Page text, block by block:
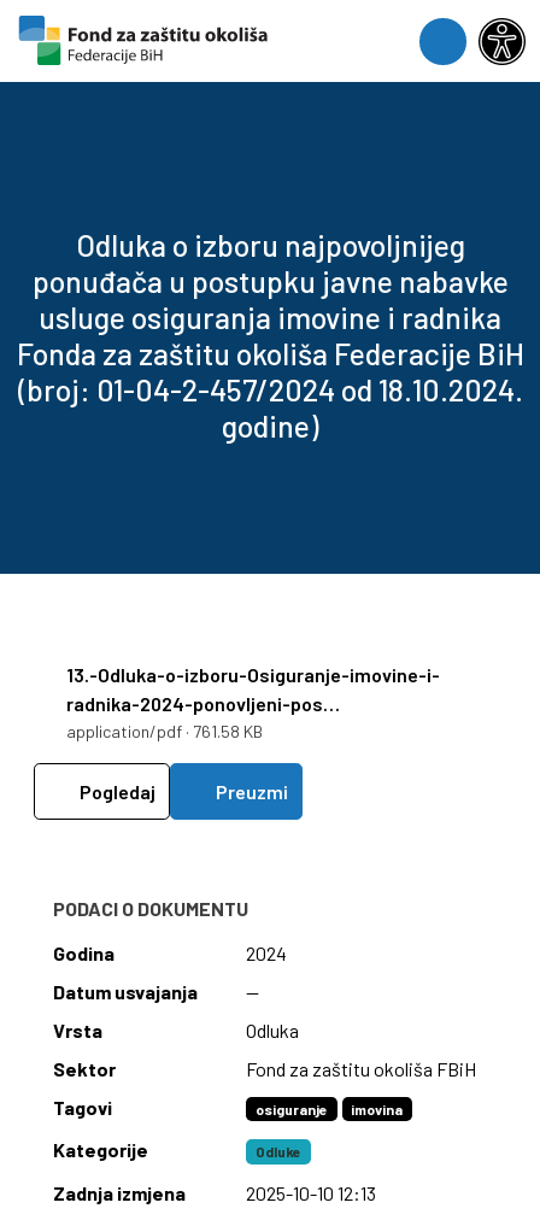
Skip to content
Skip to footer
Menu
Odluka o izboru najpovoljnijeg
ponuđača u postupku javne nabavke
usluge osiguranja imovine i radnika
Fonda za zaštitu okoliša Federacije BiH
(broj: 01-04-2-457/2024 od 18.10.2024.
godine)
13.-Odluka-o-izboru-Osiguranje-imovine-i-
radnika-2024-ponovljeni-pos…
application/pdf · 761.58 KB
Pogledaj Preuzmi
PODACI O DOKUMENTU
Godina
2024
Datum usvajanja
—
Vrsta
Odluka
Sektor
Fond za zaštitu okoliša FBiH
Tagovi
osiguranje imovina
Kategorije Odluke
Zadnja izmjena 2025-10-10 12:13